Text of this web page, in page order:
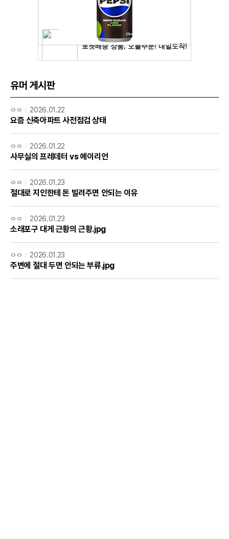
유머 게시판
ㅇㅇ 2026.01.22
요즘 신축아파트 사전점검 상태
ㅇㅇ 2026.01.22
사무실의 프레데터 vs 에이리언
ㅇㅇ 2026.01.23
절대로 지인한테 돈 빌려주면 안되는 이유
ㅇㅇ 2026.01.23
소래포구 대게 근황의 근황.jpg
ㅇㅇ 2026.01.23
주변에 절대 두면 안되는 부류.jpg